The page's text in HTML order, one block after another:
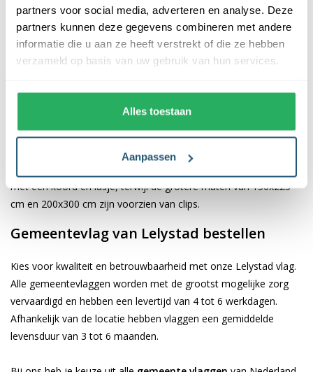
partners voor social media, adverteren en analyse. Deze
partners kunnen deze gegevens combineren met andere
informatie die u aan ze heeft verstrekt of die ze hebben
verzameld op basis van uw gebruik van hun services.
Alles toestaan
Aanpassen
De afwerking van onze vlaggen is van hoge kwaliteit. Ze zijn
voorzien van een sterke kopband en een dubbele stiknaad, wat
bijdraagt aan hun duurzaamheid en stevigheid. Wij bieden de
vlag vanLelystadaan in verschillende afmetingen: 40x60 cm,
Afhankelijk van de afmetingen die je kiest, worden de vlaggen
voorzien van verschillende bevestigingsmogelijkheden. De
met een koord en lusje, terwijl de grotere maten van 150x225
cm en 200x300 cm zijn voorzien van clips.
Gemeentevlag van Lelystad bestellen
Kies voor kwaliteit en betrouwbaarheid met onze Lelystad vlag.
Alle gemeentevlaggen worden met de grootst mogelijke zorg
vervaardigd en hebben een levertijd van 4 tot 6 werkdagen.
Afhankelijk van de locatie hebben vlaggen een gemiddelde
levensduur van 3 tot 6 maanden.